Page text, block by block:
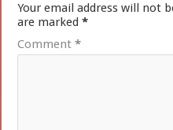
Your email address will not
are marked*
Comment*